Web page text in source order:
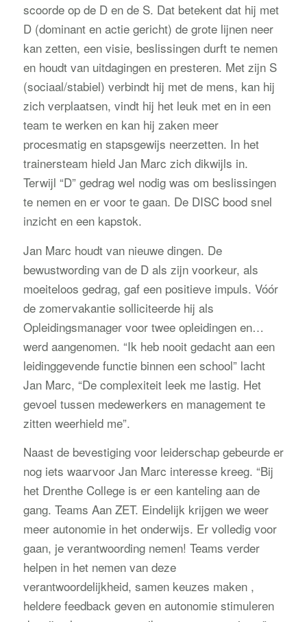
scoorde op de D en de S. Dat betekent dat hij met
D (dominant en actie gericht) de grote lijnen neer
kan zetten, een visie, beslissingen durft te nemen
en houdt van uitdagingen en presteren. Met zijn S
(sociaal/stabiel) verbindt hij met de mens, kan hij
zich verplaatsen, vindt hij het leuk met en in een
team te werken en kan hij zaken meer
procesmatig en stapsgewijs neerzetten. In het
trainersteam hield Jan Marc zich dikwijls in.
Terwijl “D” gedrag wel nodig was om beslissingen
te nemen en er voor te gaan. De DISC bood snel
inzicht en een kapstok.
Jan Marc houdt van nieuwe dingen. De
bewustwording van de D als zijn voorkeur, als
moeiteloos gedrag, gaf een positieve impuls. Vóór
de zomervakantie solliciteerde hij als
Opleidingsmanager voor twee opleidingen en…
werd aangenomen. “Ik heb nooit gedacht aan een
leidinggevende functie binnen een school” lacht
Jan Marc, “De complexiteit leek me lastig. Het
gevoel tussen medewerkers en management te
zitten weerhield me”.
Naast de bevestiging voor leiderschap gebeurde er
nog iets waarvoor Jan Marc interesse kreeg. “Bij
het Drenthe College is er een kanteling aan de
gang. Teams Aan ZET. Eindelijk krijgen we weer
meer autonomie in het onderwijs. Er volledig voor
gaan, je verantwoording nemen! Teams verder
helpen in het nemen van deze
verantwoordelijkheid, samen keuzes maken ,
heldere feedback geven en autonomie stimuleren